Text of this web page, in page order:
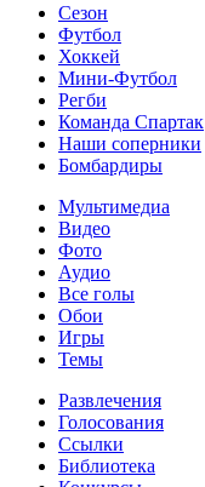
Сезон
Футбол
Хоккей
Мини-Футбол
Регби
Команда Спартак
Наши соперники
Бомбардиры
Мультимедиа
Видео
Фото
Аудио
Все голы
Обои
Игры
Темы
Развлечения
Голосования
Ссылки
Библиотека